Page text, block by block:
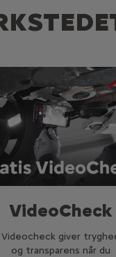
VideoCheck
Videocheck giver
og transparens når du